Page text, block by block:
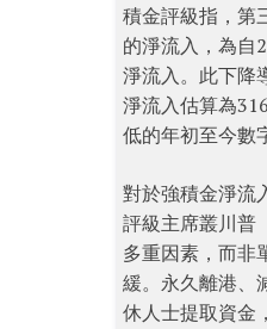
積金評級指，第
的淨流入，為自
淨流入。此下降
淨流入估算為
低的年初至今數
對於強積金淨流
評級主席叢川普
多重因素，而非
緩。永久離港、
休人士提取資金